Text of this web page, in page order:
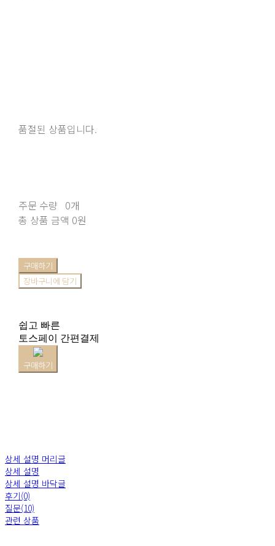
품절된 상품입니다.
주문 수량 0개
총 상품 금액 0원
구매하기
장바구니에 담기
쉽고 빠른
토스페이 간편결제
구매하기
상세 설명 머리글
상세 설명
상세 설명 바닥글
후기(0)
질문(10)
관련 상품